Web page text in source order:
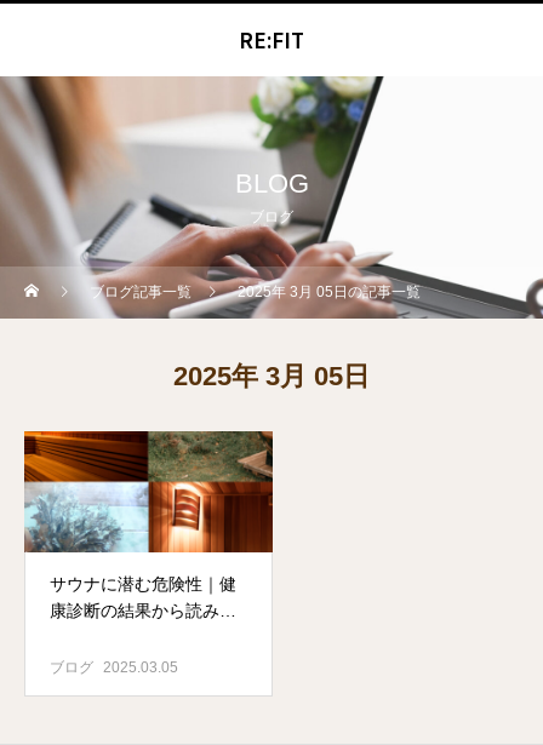
RE:FIT
BLOG
ブログ
ブログ記事一覧 2025年 3月 05日の記事一覧
2025年 3月 05日
サウナに潜む危険性｜健
康診断の結果から読み解
ブログ 2025.03.05